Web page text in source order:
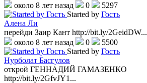
около 8 лет назад
0
5297
Started by Гость
Алена Ли
перейди Заир Кант http://bit.ly/2GeidDW...
около 8 лет назад
0
5500
Started by Гость
Нурболат Басгулов
открой ГЕННАДИЙ ГАМАЗЕНКО
http://bit.ly/2GfvJY1...